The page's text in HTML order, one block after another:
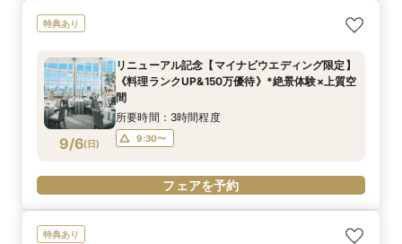
特典あり
9/6(日)
リニューアル記念【マイナビウエディング限定】
《料理ランクUP&150万優待》*絶景体験×上質空
間
所要時間：3時間程度
9:30〜
フェアを予約
特典あり